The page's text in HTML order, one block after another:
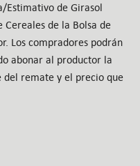
Estimativo de Girasol
de la Bolsa de
Los compradores podrán
abonar al productor la
remate y el precio que